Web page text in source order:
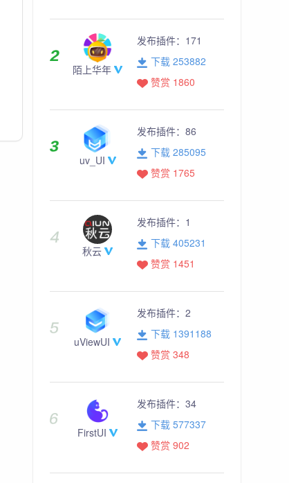
陌上华年
发布插件： 171
下载 253882
赞赏 1860
uv_UI
发布插件： 86
下载 285095
赞赏 1765
秋云
发布插件： 1
下载 405231
赞赏 1451
uViewUI
发布插件： 2
下载 1391188
赞赏 348
FirstUI
发布插件： 34
下载 577337
赞赏 902